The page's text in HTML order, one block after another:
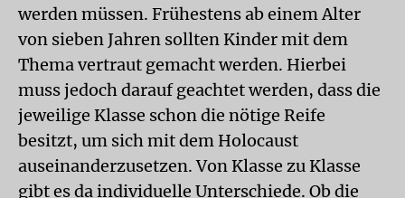
werden müssen. Frühestens ab einem Alter
von sieben Jahren sollten Kinder mit dem
Thema vertraut gemacht werden. Hierbei
muss jedoch darauf geachtet werden, dass die
jeweilige Klasse schon die nötige Reife
besitzt, um sich mit dem Holocaust
auseinanderzusetzen. Von Klasse zu Klasse
gibt es da individuelle Unterschiede. Ob die